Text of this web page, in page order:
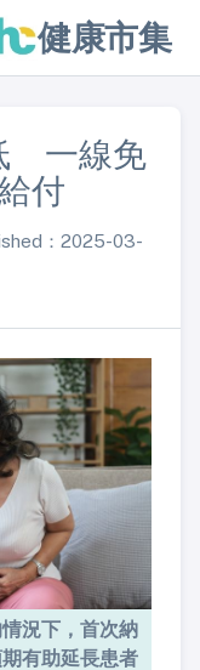
健康市集
一線免
付
：2025-03-
況下，首次納
有助延長患者